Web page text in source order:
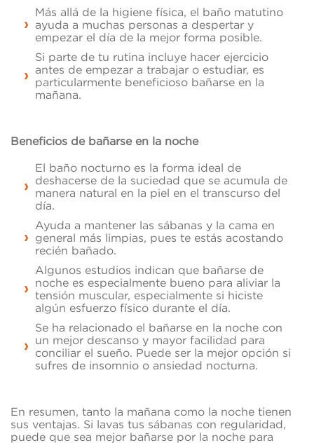
Más allá de la higiene física, el baño matutino
ayuda a muchas personas a despertar y
empezar el día de la mejor forma posible.
Si parte de tu rutina incluye hacer ejercicio
antes de empezar a trabajar o estudiar, es
particularmente beneficioso bañarse en la
mañana.
Beneficios de bañarse en la noche
El baño nocturno es la forma ideal de
deshacerse de la suciedad que se acumula de
manera natural en la piel en el transcurso del
día.
Ayuda a mantener las sábanas y la cama en
general más limpias, pues te estás acostando
recién bañado.
Algunos estudios indican que bañarse de
noche es especialmente bueno para aliviar la
tensión muscular, especialmente si hiciste
algún esfuerzo físico durante el día.
Se ha relacionado el bañarse en la noche con
un mejor descanso y mayor facilidad para
conciliar el sueño. Puede ser la mejor opción si
sufres de insomnio o ansiedad nocturna.
En resumen, tanto la mañana como la noche tienen
sus ventajas. Si lavas tus sábanas con regularidad,
puede que sea mejor bañarse por la noche para